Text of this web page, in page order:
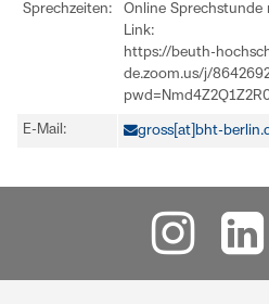
Sprechzeiten:
Online Sprechstunde
Link:
https://beuth-
de.zoom.us/j/
E-Mail: gross[at]bht-